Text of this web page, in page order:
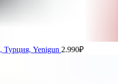
Yenigun 2.990₽